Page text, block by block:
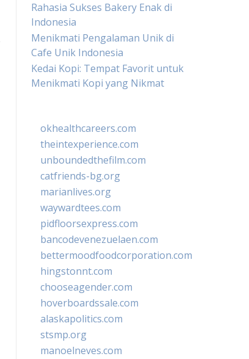
Rahasia Sukses Bakery Enak di
Indonesia
Menikmati Pengalaman Unik di
Cafe Unik Indonesia
Kedai Kopi: Tempat Favorit untuk
Menikmati Kopi yang Nikmat
okhealthcareers.com
theintexperience.com
unboundedthefilm.com
catfriends-bg.org
marianlives.org
waywardtees.com
pidfloorsexpress.com
bancodevenezuelaen.com
bettermoodfoodcorporation.com
hingstonnt.com
chooseagender.com
hoverboardssale.com
alaskapolitics.com
stsmp.org
manoelneves.com